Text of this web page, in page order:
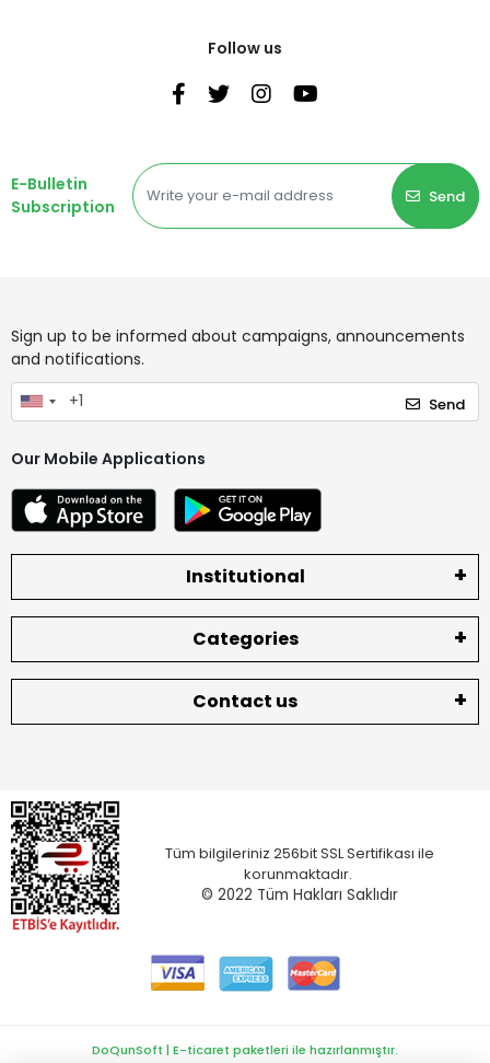
Follow us
E-Bulletin
Subscription
Send
Sign up to be informed about campaigns, announcements
and notifications.
Send
Our Mobile Applications
Institutional
Categories
Contact us
Tüm bilgileriniz 256bit SSL Sertifikası ile
korunmaktadır.
© 2022 Tüm Hakları Saklıdır
DoQunSoft | E-ticaret paketleri ile hazırlanmıştır.